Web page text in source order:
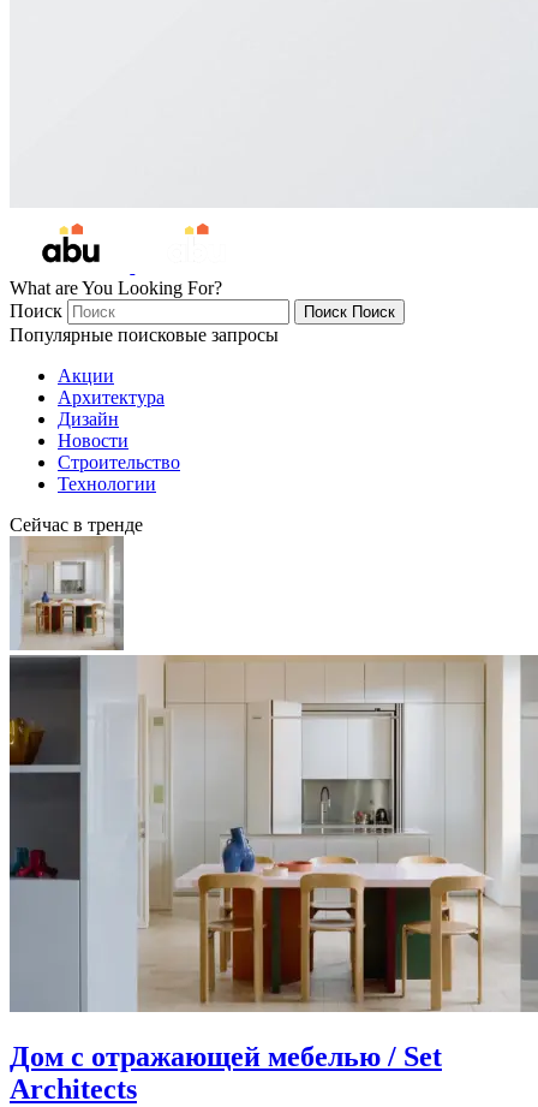
What are You Looking For?
Поиск
Поиск Поиск
Популярные поисковые запросы
Акции
Архитектура
Дизайн
Новости
Строительство
Технологии
Сейчас в тренде
Дом с отражающей мебелью / Set
Architects